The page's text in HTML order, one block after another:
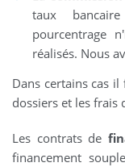
taux
pourcentrage
réalisés. Nous
Dans certains cas
dossiers et les frais
Les contrats de
financement